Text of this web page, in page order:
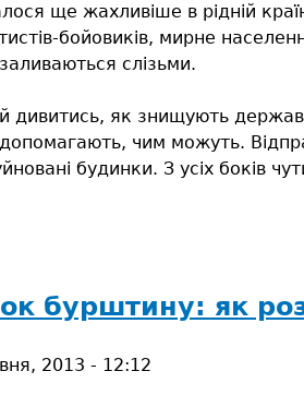
ще жахливіше в рідній
бойовиків, мирне
слізьми.
дивитись, як знищують
чим можуть.
будинки. З усіх боків
бурштину: як
2013 - 12:12